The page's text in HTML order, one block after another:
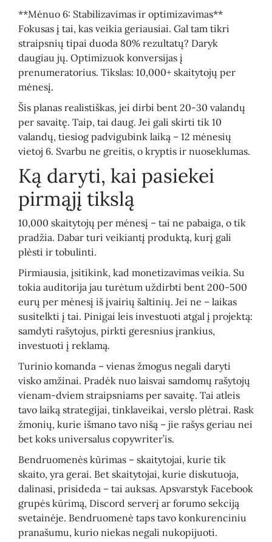
**Mėnuo 6: Stabilizavimas ir optimizavimas**
Fokusas į tai, kas veikia geriausiai. Gal tam tikri
straipsnių tipai duoda 80% rezultatų? Daryk
daugiau jų. Optimizuok konversijas į
prenumeratorius. Tikslas: 10,000+ skaitytojų per
mėnesį.
Šis planas realistiškas, jei dirbi bent 20-30 valandų
per savaitę. Taip, tai daug. Jei gali skirti tik 10
valandų, tiesiog padvigubink laiką – 12 mėnesių
vietoj 6. Svarbu ne greitis, o kryptis ir nuoseklumas.
Ką daryti, kai pasiekei
pirmąjį tikslą
10,000 skaitytojų per mėnesį – tai ne pabaiga, o tik
pradžia. Dabar turi veikiantį produktą, kurį gali
plėsti ir tobulinti.
Pirmiausia, įsitikink, kad monetizavimas veikia. Su
tokia auditorija jau turėtum uždirbti bent 200-500
eurų per mėnesį iš įvairių šaltinių. Jei ne – laikas
susitelkti į tai. Pinigai leis investuoti atgal į projektą:
samdyti rašytojus, pirkti geresnius įrankius,
investuoti į reklamą.
Turinio komanda – vienas žmogus negali daryti
visko amžinai. Pradėk nuo laisvai samdomų rašytojų
vienam-dviem straipsniams per savaitę. Tai atleis
tavo laiką strategijai, tinklaveikai, verslo plėtrai. Rask
žmonių, kurie išmano tavo nišą – jie rašys geriau nei
bet koks universalus copywriter’is.
Bendruomenės kūrimas – skaitytojai, kurie tik
skaito, yra gerai. Bet skaitytojai, kurie diskutuoja,
dalinasi, prisideda – tai auksas. Apsvarstyk Facebook
grupės kūrimą, Discord serverį ar forumo sekciją
svetainėje. Bendruomenė taps tavo konkurenciniu
pranašumu, kurio niekas negali nukopijuoti.